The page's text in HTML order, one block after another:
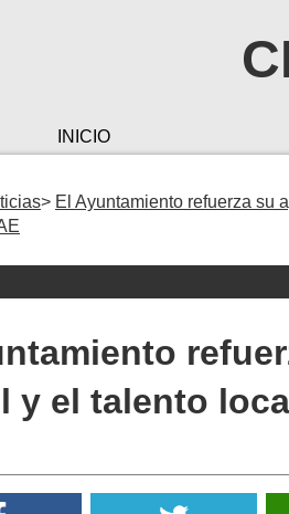
INICIO
El Ayuntamiento refuerza su
y el talento